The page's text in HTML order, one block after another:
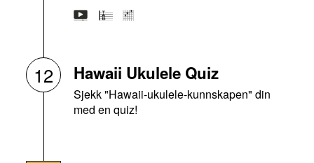
12 Hawaii Ukulele Quiz
Sjekk "Hawaii-ukulele-kunnskapen" din
med en quiz!